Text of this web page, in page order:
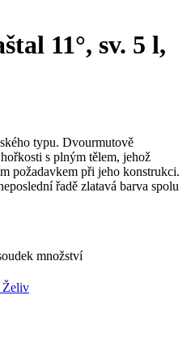
11°, sv. 5 l,
typu. Dvourmutově
s plným tělem, jehož
požadavkem při jeho konstrukci.
řadě zlatavá barva spolu
množství
Želiv